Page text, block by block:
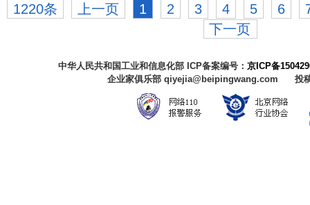
1220条 上一页 1 2 3 4 5 6
下一页
中华人民共和国工业和信息化部 ICP备案编号：京ICP备
企业家俱乐部 qiyejia@beipingwang.com